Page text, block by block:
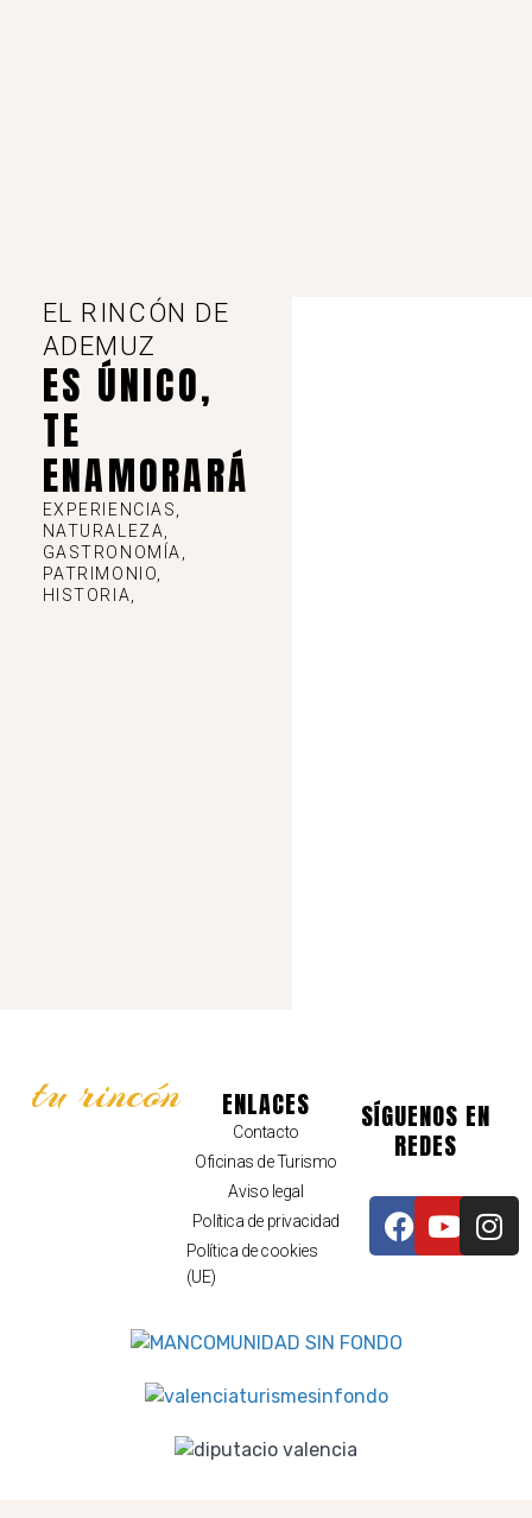
EL RINCÓN DE
ADEMUZ
ES ÚNICO,
TE
ENAMORARÁ
EXPERIENCIAS,
NATURALEZA,
GASTRONOMÍA,
PATRIMONIO,
HISTORIA,
tu rincón ENLACES
Contacto
Oficinas de Turismo
Aviso legal
Política de privacidad
Política de cookies
(UE)
SÍGUENOS EN
REDES